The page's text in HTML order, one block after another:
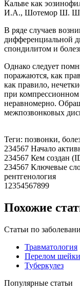
Кальве как
И.А., Шотемор Ш.
В ряде случаев
дифференциальной
спондилитом и
Однако следует
поражаются, как
как правило,
при
неравномерно.
межпозвонковых
Теги: позвонки,
234567 Начало
234567 Кем создан
234567 Ключевые
рентгенология
12354567899
Похожие
Статьи по
Травматология
Перелом шейки
Туберкулез
Популярные статьи